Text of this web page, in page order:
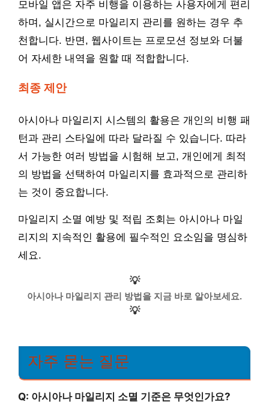
모바일 앱은 자주 비행을 이용하는 사용자에게 편리
하며, 실시간으로 마일리지 관리를 원하는 경우 추
천합니다. 반면, 웹사이트는 프로모션 정보와 더불
어 자세한 내역을 원할 때 적합합니다.
최종 제안
아시아나 마일리지 시스템의 활용은 개인의 비행 패
턴과 관리 스타일에 따라 달라질 수 있습니다. 따라
서 가능한 여러 방법을 시험해 보고, 개인에게 최적
의 방법을 선택하여 마일리지를 효과적으로 관리하
는 것이 중요합니다.
마일리지 소멸 예방 및 적립 조회는 아시아나 마일
리지의 지속적인 활용에 필수적인 요소임을 명심하
세요.
💡
아시아나 마일리지 관리 방법을 지금 바로 알아보세요.
💡
자주 묻는 질문
Q: 아시아나 마일리지 소멸 기준은 무엇인가요?